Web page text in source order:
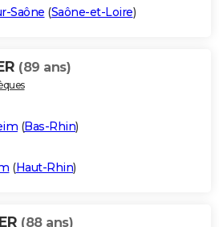
Saône (Saône-et-Loire)
(89 ans)
(Bas-Rhin)
(Haut-Rhin)
(88 ans)